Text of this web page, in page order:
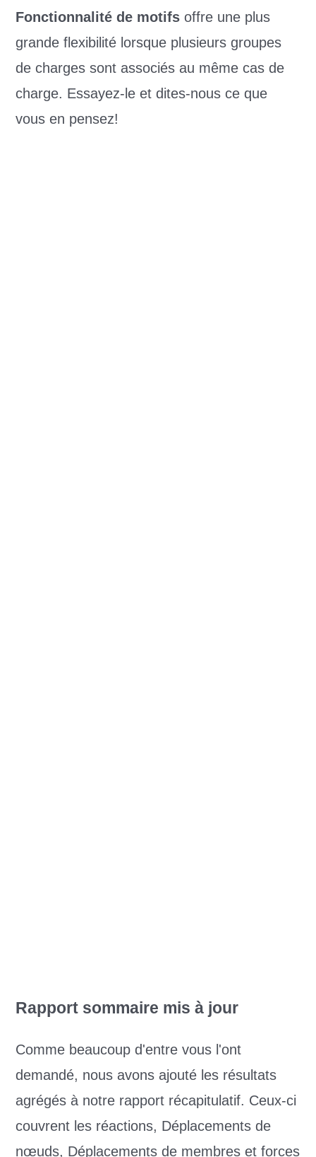
Fonctionnalité de motifsoffre une plus
grande flexibilité lorsque plusieurs groupes
de charges sont associés au même cas de
charge. Essayez-le et dites-nous ce que
vous en pensez!
Rapport sommaire mis à jour
Comme beaucoup d'entre vous l'ont
demandé, nous avons ajouté les résultats
agrégés à notre rapport récapitulatif. Ceux-ci
couvrent les réactions, Déplacements de
nœuds, Déplacements de membres et forces